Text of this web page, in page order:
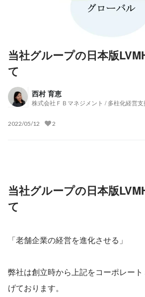
当社グループの日本版
て
西村 育恵
株式会社ＦＢマネジメント / 多柱化経営
2022/05/12 2
当社グループの日本版
て
「老舗企業の経営を進化させる」
弊社は創立時から上記をコーポレー
げております。